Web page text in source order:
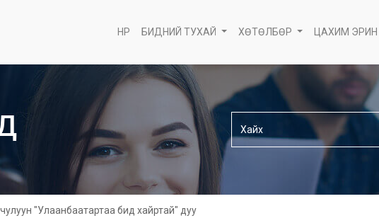
НҮҮР БИДНИЙ ТУХАЙ ХӨТӨЛБӨР ЦАХИМ ЭРИН
"Улаанбаатартаа бид хайртай" дуу